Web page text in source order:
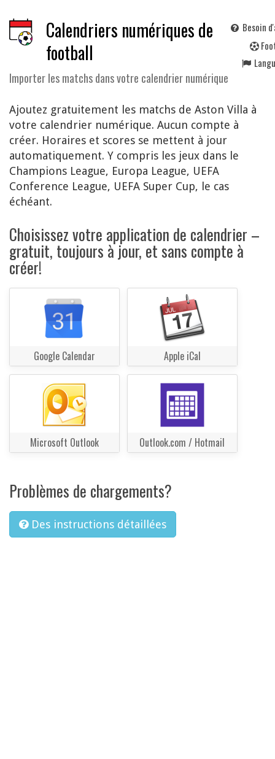
Calendriers numériques de
football
Importer les matchs dans votre calendrier numérique
Besoin
F
Ajoutez gratuitement les matchs de Aston Villa à
votre calendrier numérique. Aucun compte à
créer. Horaires et scores se mettent à jour
automatiquement. Y compris les jeux dans le
Champions League, Europa League, UEFA
Conference League, UEFA Super Cup, le cas
échéant.
Choisissez votre application de calendrier –
gratuit, toujours à jour, et sans compte à
créer!
Google Calendar Apple iCal
Microsoft Outlook Outlook.com / Hotmail
Problèmes de chargements?
Des instructions détaillées